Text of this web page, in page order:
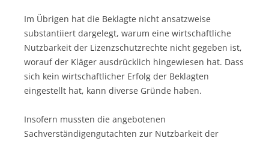
Im Übrigen hat die Beklagte nicht ansatzweise
substantiiert dargelegt, warum eine wirtschaftliche
Nutzbarkeit der Lizenzschutzrechte nicht gegeben ist,
worauf der Kläger ausdrücklich hingewiesen hat. Dass
sich kein wirtschaftlicher Erfolg der Beklagten
eingestellt hat, kann diverse Gründe haben.
Insofern mussten die angebotenen
Sachverständigengutachten zur Nutzbarkeit der